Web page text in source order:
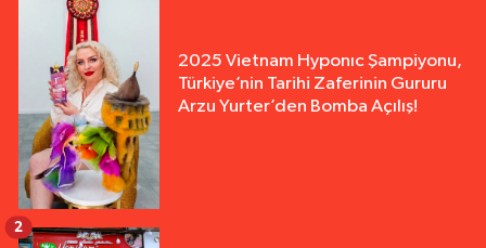
2025 Vietnam Hyponıc Şampiyonu,
Türkiye’nin Tarihi Zaferinin Gururu
Arzu Yurter’den Bomba Açılış!
2